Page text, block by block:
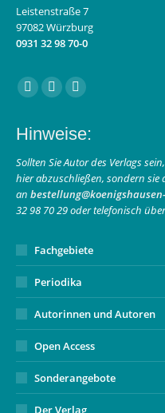
Leistenstraße 7
97082 Würzburg
0931 32 98 70-0
Finden Sie uns auf:
Facebook
opens
in
new
window
Instagram
opens
in
new
window
E-
page
opens
in
new
window
Hinweise:
Sollten Sie Autor des Verlags
hier abzuschließen, sondern sie
an
32 98 70 29 oder telefonisch
Fachgebiete
Periodika
Autorinnen und Autoren
Open Access
Sonderangebote
Der Verlag